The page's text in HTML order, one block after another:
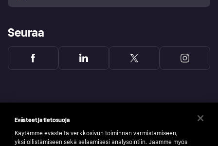
Seuraa
Evästeet ja tietosuoja
Käytämme evästeitä verkkosivun toiminnan varmistamiseen,
yksilöllistämiseen sekä selaamisesi analysointiin. Jaamme myös